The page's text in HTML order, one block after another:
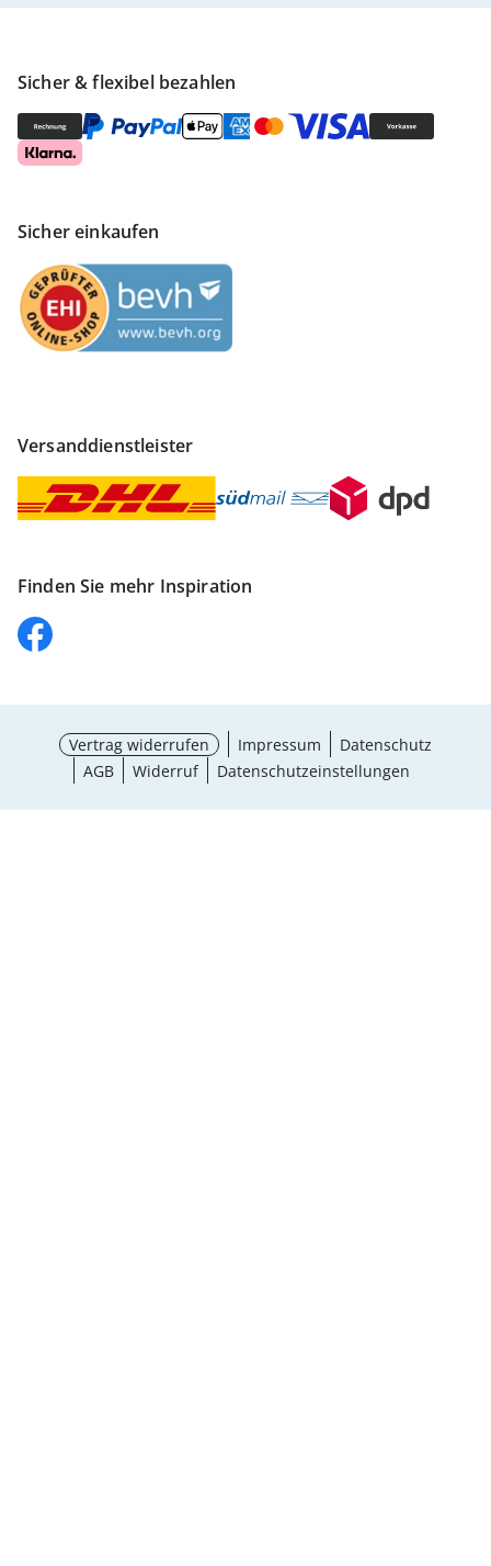
Sicher & flexibel bezahlen
Sicher einkaufen
Versanddienstleister
Finden Sie mehr Inspiration
Vertrag widerrufen Impressum
Datenschutz
AGB
Widerruf Datenschutzeinstellungen